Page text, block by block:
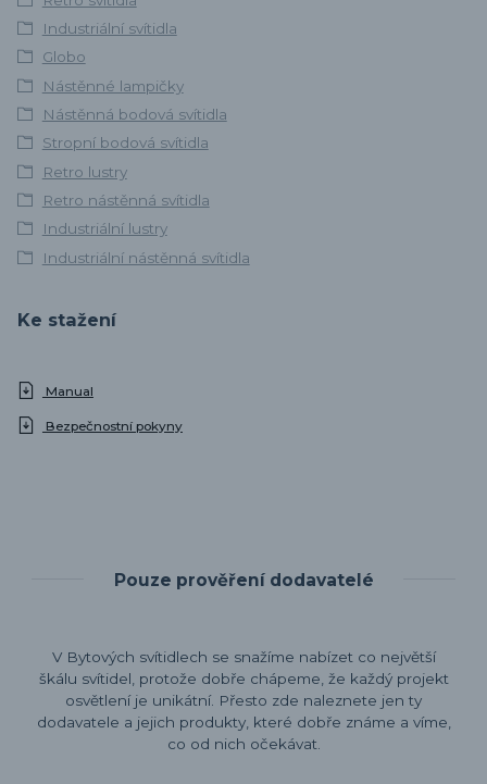
Industriální svítidla
Globo
Nástěnné lampičky
Nástěnná bodová svítidla
Stropní bodová svítidla
Retro lustry
Retro nástěnná svítidla
Industriální lustry
Industriální nástěnná svítidla
Ke stažení
Manual
Bezpečnostní pokyny
Pouze prověření dodavatelé
V Bytových svítidlech se snažíme nabízet co největší
škálu svítidel, protože dobře chápeme, že každý projekt
osvětlení je unikátní. Přesto zde naleznete jen ty
dodavatele a jejich produkty, které dobře známe a víme,
co od nich očekávat.